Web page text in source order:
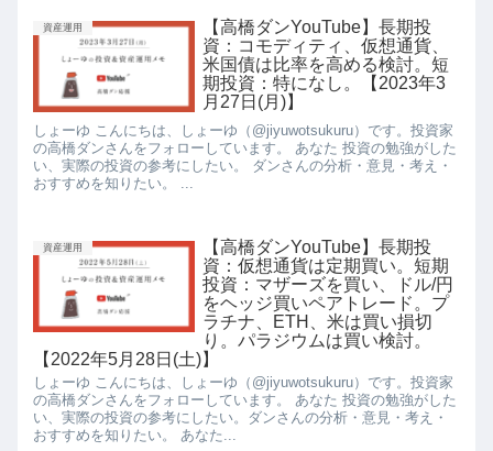
資産運用
【高橋ダンYouTube】長期投
資：コモディティ、仮想通貨、
米国債は比率を高める検討。短
期投資：特になし。【2023年3
月27日(月)】
しょーゆ こんにちは、しょーゆ（@jiyuwotsukuru）です。投資家
の高橋ダンさんをフォローしています。 あなた 投資の勉強がした
い、実際の投資の参考にしたい。 ダンさんの分析・意見・考え・
おすすめを知りたい。 ...
資産運用
【高橋ダンYouTube】長期投
資：仮想通貨は定期買い。短期
投資：マザーズを買い、ドル/円
をヘッジ買いペアトレード。プ
ラチナ、ETH、米は買い損切
り。パラジウムは買い検討。
【2022年5月28日(土)】
しょーゆ こんにちは、しょーゆ（@jiyuwotsukuru）です。投資家
の高橋ダンさんをフォローしています。 あなた 投資の勉強がした
い、実際の投資の参考にしたい。ダンさんの分析・意見・考え・
おすすめを知りたい。 あなた...